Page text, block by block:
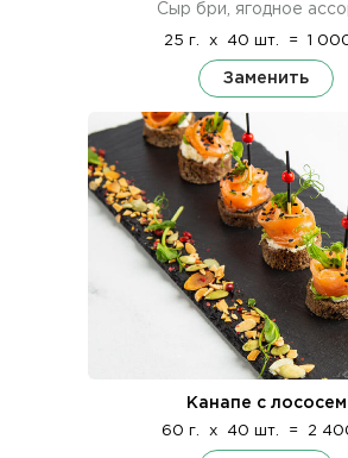
Сыр бри, ягодное
25 г. x 40 шт. = 1
Заменить
Канапе с лососем
60 г. x 40 шт. = 2